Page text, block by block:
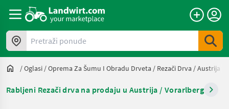
Pretraži ponude
/Oglasi /Oprema Za Šumu I Obradu Drveta / Rezači Drva /Austrija
Rabljeni Rezači drva na prodaju u Austrija / Vorarlberg